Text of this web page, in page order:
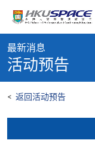
content
content
start
最新消息
活动预告
< 返回活动预告